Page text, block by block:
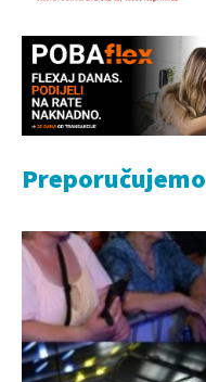
Preporučujemo